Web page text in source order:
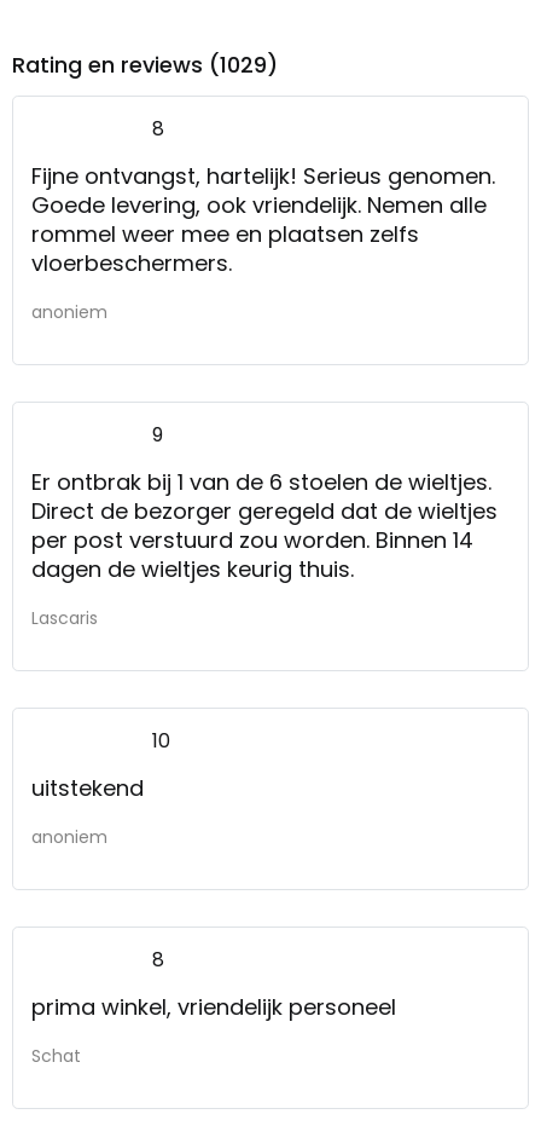
Rating en reviews (1029)
8
Fijne ontvangst, hartelijk! Serieus genomen.
Goede levering, ook vriendelijk. Nemen alle
rommel weer mee en plaatsen zelfs
vloerbeschermers.
anoniem
9
Er ontbrak bij 1 van de 6 stoelen de wieltjes.
Direct de bezorger geregeld dat de wieltjes
per post verstuurd zou worden. Binnen 14
dagen de wieltjes keurig thuis.
Lascaris
10
uitstekend
anoniem
8
prima winkel, vriendelijk personeel
Schat